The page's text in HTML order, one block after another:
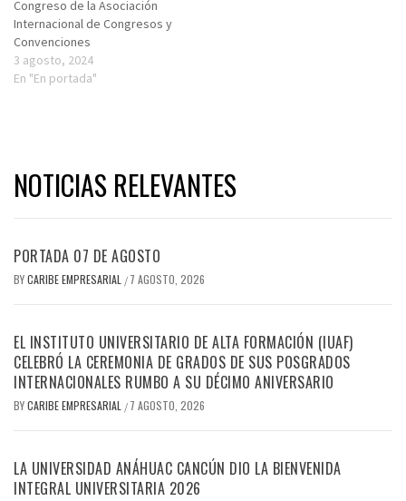
Congreso de la Asociación
Internacional de Congresos y
Convenciones
3 agosto, 2024
En "En portada"
NOTICIAS RELEVANTES
PORTADA 07 DE AGOSTO
BYCARIBE EMPRESARIAL / 7 AGOSTO, 2026
EL INSTITUTO UNIVERSITARIO DE ALTA FORMACIÓN (IUAF)
CELEBRÓ LA CEREMONIA DE GRADOS DE SUS POSGRADOS
INTERNACIONALES RUMBO A SU DÉCIMO ANIVERSARIO
BYCARIBE EMPRESARIAL / 7 AGOSTO, 2026
LA UNIVERSIDAD ANÁHUAC CANCÚN DIO LA BIENVENIDA
INTEGRAL UNIVERSITARIA 2026